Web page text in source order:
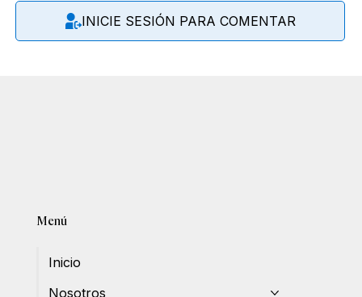
INICIE SESIÓN PARA COMENTAR
Menú
Inicio
Nosotros